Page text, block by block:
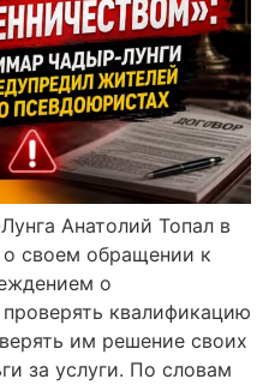
Анатолий Топал в
своем обращении к
о
квалификацию
им решение своих
за услуги. По словам